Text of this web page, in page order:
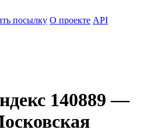
посылку О проекте API
140889 —